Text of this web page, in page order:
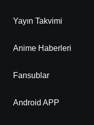
Yayın Takvimi
Anime Haberleri
Fansublar
Android APP